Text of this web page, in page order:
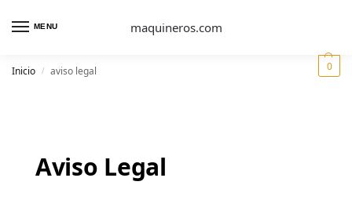
MENU maquineros.com
0
Inicio / aviso legal
Aviso Legal